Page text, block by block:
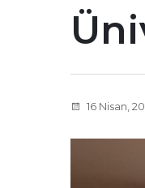
16 Nisan,